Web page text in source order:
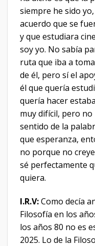
siempre he sido
acuerdo que se
y que estudiara
soy yo. No sabía
ruta que iba a
de él, pero sí el
él que quería
quería hacer
muy difícil, pero
sentido de la
que esperanza,
no porque no
sé perfectamente
quiera.
I.R.V:Como decía
Filosofía en los
los años 80 no es
2025. Lo de la